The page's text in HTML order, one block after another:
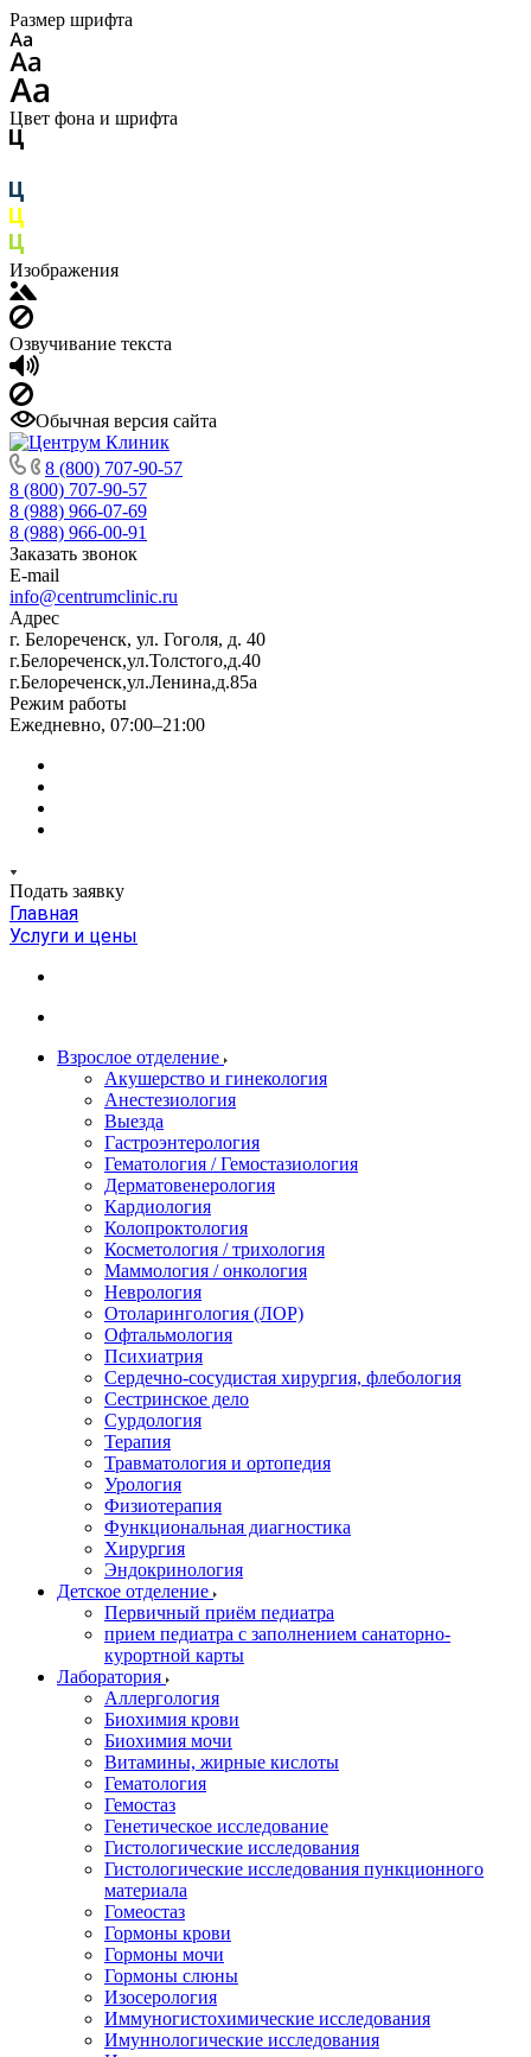
Размер шрифта
Цвет фона и шрифта
Изображения
Озвучивание текста
Обычная версия сайта
8 (800) 707-90-57
8 (800) 707-90-57
8 (988) 966-07-69
8 (988) 966-00-91
Заказать звонок
E-mail
info@centrumclinic.ru
Адрес
г. Белореченск, ул. Гоголя, д. 40
г.Белореченск,ул.Толстого,д.40
г.Белореченск,ул.Ленина,д.85а
Режим работы
Ежедневно, 07:00–21:00
Подать заявку
Главная
Услуги и цены
Взрослое отделение
Акушерство и гинекология
Анестезиология
Выезда
Гастроэнтерология
Гематология / Гемостазиология
Дерматовенерология
Кардиология
Колопроктология
Косметология / трихология
Маммология / онкология
Неврология
Отоларингология (ЛОР)
Офтальмология
Психиатрия
Сердечно-сосудистая хирургия, флебология
Сестринское дело
Сурдология
Терапия
Травматология и ортопедия
Урология
Физиотерапия
Функциональная диагностика
Хирургия
Эндокринология
Детское отделение
Первичный приём педиатра
прием педиатра с заполнением санаторно-
курортной карты
Лаборатория
Аллергология
Биохимия крови
Биохимия мочи
Витамины, жирные кислоты
Гематология
Гемостаз
Генетическое исследование
Гистологические исследования
Гистологические исследования пункционного
материала
Гомеостаз
Гормоны крови
Гормоны мочи
Гормоны слюны
Изосерология
Иммуногистохимические исследования
Имуннологические исследования